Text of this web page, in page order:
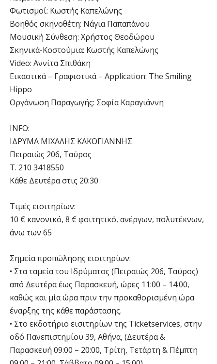
Φωτισμοί: Κωστής Καπελώνης
Βοηθός σκηνοθέτη: Νάγια Παπαπάνου
Μουσική Σύνθεση: Χρήστος Θεοδώρου
Σκηνικά-Κοστούμια: Κωστής Καπελώνης
Video: Αννίτα Σπιθάκη
Εικαστικά – Γραφιστικά – Application: The Smiling
Hippo
Οργάνωση Παραγωγής: Σοφία Καραγιάννη
INFO:
ΙΔΡΥΜΑ ΜΙΧΑΛΗΣ ΚΑΚΟΓΙΑΝΝΗΣ
Πειραιώς 206, Ταύρος
Τ. 210 3418550
Κάθε Δευτέρα στις 20:30
Τιμές εισιτηρίων:
10 € κανονικό, 8 € φοιτητικό, ανέργων, πολυτέκνων,
άνω των 65
Σημεία προπώλησης εισιτηρίων:
• Στα ταμεία του Ιδρύματος (Πειραιώς 206, Ταύρος)
από Δευτέρα έως Παρασκευή, ώρες 11:00 – 14:00,
καθώς και μία ώρα πριν την προκαθορισμένη ώρα
έναρξης της κάθε παράστασης.
• Στο εκδοτήριο εισιτηρίων της Ticketservices, στην
οδό Πανεπιστημίου 39, Αθήνα, (Δευτέρα &
Παρασκευή 09:00 – 20:00, Τρίτη, Τετάρτη & Πέμπτη